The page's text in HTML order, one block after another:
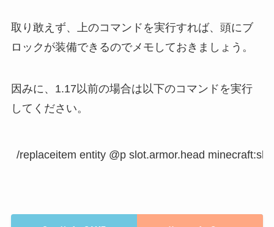
取り敢えず、上のコマンドを実行すれば、頭にブ
ロックが装備できるのでメモしておきましょう。
因みに、1.17以前の場合は以下のコマンドを実行
してください。